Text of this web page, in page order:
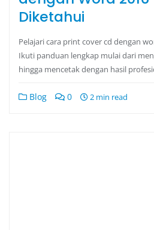
Diketahui
Pelajari cara print cover cd dengan
Ikuti panduan lengkap mulai dari
hingga mencetak dengan hasil
Blog 0 2 min read